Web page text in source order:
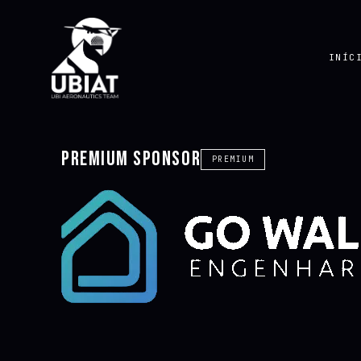
Premium Sponsor PREMIUM